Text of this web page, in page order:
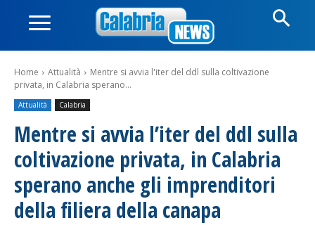
Home Attualità
Mentre si avvia l'iter del ddl sulla coltivazione
privata, in Calabria sperano...
Attualità Calabria
Mentre si avvia l’iter del ddl sulla
coltivazione privata, in Calabria
sperano anche gli imprenditori
della filiera della canapa